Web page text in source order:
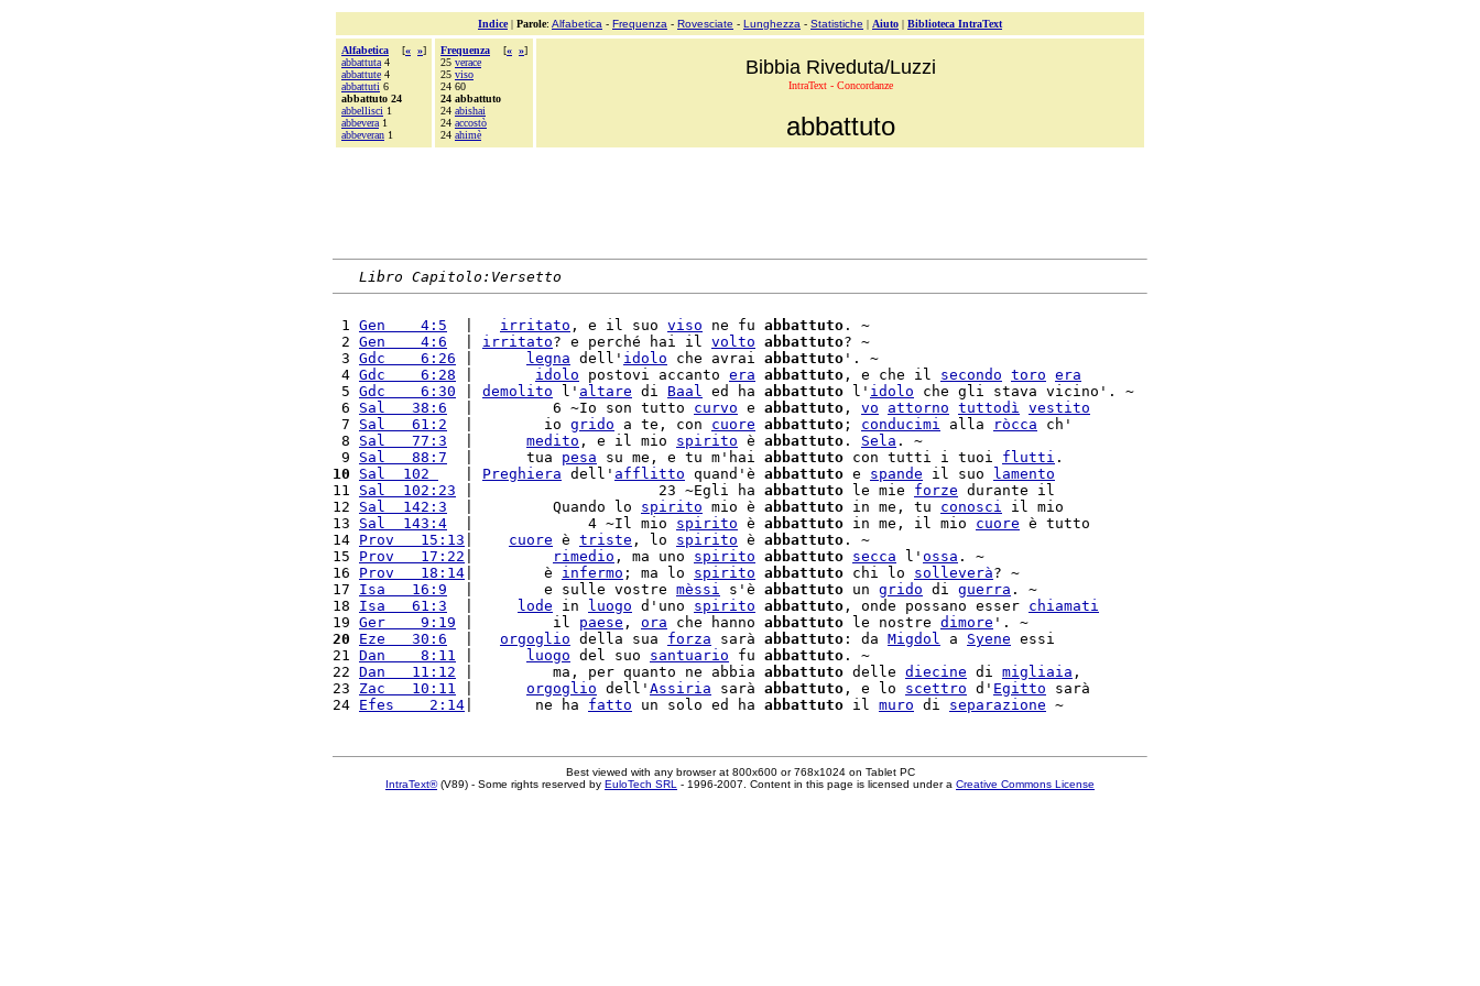
Indice| Parole: Alfabetica - Frequenza - Rovesciate - Lunghezza - Statistiche | Aiuto | Biblioteca IntraText
Alfabetica [« »]
abbattuta 4
abbattute 4
abbattuti 6
abbattuto 24
abbellisci 1
abbevera 1
abbeveran 1
Frequenza [« »]
25 verace
25 viso
24 60
24 abbattuto
24 abishai
24 accostò
24 ahimè
Bibbia Riveduta/Luzzi
IntraText - Concordanze
abbattuto
Libro Capitolo:Versetto
1 Gen    4:5 irritato , e il suo viso ne fu abbattuto . ~
2 Gen    4:6 irritato? e perché hai il volto abbattuto? ~
3 Gdc    6:26 legna dell' idolo che avrai abbattuto '. ~
4 Gdc    6:28 idolo postovi accanto era abbattuto , e che il secondo toro era
5 Gdc    6:30 demolito l' altare di Baal ed ha abbattuto l' idolo che gli stava vicino'. ~
6 Sal   38:6
  |         6 ~Io son tutto
curvo e abbattuto , vo attorno tuttodì vestito
7 Sal   61:2
  |        io
grido a te, con cuore abbattuto ; conducimi alla ròcca ch'
8 Sal   77:3 medito , e il mio spirito è abbattuto . Sela . ~
9 Sal   88:7
  |      tua
pesa su me, e tu m'hai abbattuto con tutti i tuoi flutti
10
Sal  102 Preghiera dell' afflitto quand'è abbattuto e spande il suo
lamento
11 Sal  102:23 |                     23 ~Egli ha abbattuto le mie forze durante il
12 Sal  142:3
  |         Quando lo
spirito mio è abbattuto in me, tu conosci il mio
13 Sal  143:4
  |             4 ~Il mio
spirito è abbattuto in me, il mio cuore è tutto
14 Prov   15:13 cuore è triste , lo spirito è abbattuto . ~
15 Prov   17:22 rimedio , ma uno spirito abbattuto secca l' ossa . ~
16 Prov   18:14 |        è infermo ; ma lo spirito abbattuto chi lo solleverà? ~
17 Isa   16:9
  |        e sulle vostre
mèssi s'è abbattuto un grido di guerra . ~
18 Isa   61:3 lode in luogo d'uno spirito abbattuto , onde possano esser chiamati
19 Ger    9:19 |         il paese , ora che hanno abbattuto le nostre dimore
20
Eze   30:6 orgoglio della sua forza sarà abbattuto : da Migdol a Syene essi
21 Dan    8:11 luogo del suo santuario fu abbattuto . ~
22 Dan   11:12 |         ma, per quanto ne abbia abbattuto delle diecine di migliaia ,
23 Zac   10:11 orgoglio dell' Assiria sarà abbattuto , e lo scettro d' Egitto sarà
24 Efes    2:14 |       ne ha fatto un solo ed ha abbattuto il muro di separazione
Best viewed with any browser at 800x600 or 768x1024 on Tablet PC
IntraText®(V89) - Some rights reserved by EuloTech SRL - 1996-2007. Content in this page is licensed under a Creative Commons License